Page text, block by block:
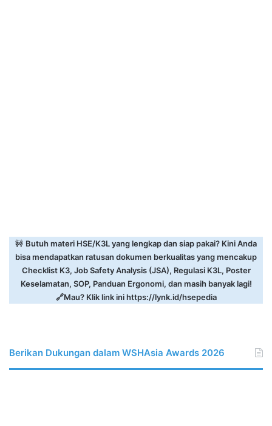
🚧 Butuh materi HSE/K3L yang lengkap dan siap pakai? Kini Anda
bisa mendapatkan ratusan dokumen berkualitas yang mencakup
Checklist K3, Job Safety Analysis (JSA), Regulasi K3L, Poster
Keselamatan, SOP, Panduan Ergonomi, dan masih banyak lagi!
🔗Mau? Klik link inihttps://lynk.id/hsepedia
Berikan Dukungan dalam WSHAsia Awards 2026